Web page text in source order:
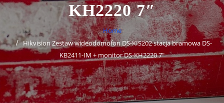
KH2220 7″
Home
Hikvision Zestaw wideodomofon DS-KIS202 stacja bramowa DS-
KB2411-IM + monitor DS-KH2220 7″